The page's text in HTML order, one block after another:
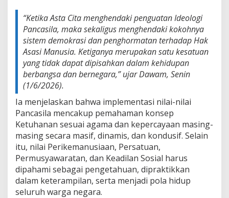
“Ketika Asta Cita menghendaki penguatan Ideologi
Pancasila, maka sekaligus menghendaki kokohnya
sistem demokrasi dan penghormatan terhadap Hak
Asasi Manusia. Ketiganya merupakan satu kesatuan
yang tidak dapat dipisahkan dalam kehidupan
berbangsa dan bernegara,” ujar Dawam, Senin
(1/6/2026).
Ia menjelaskan bahwa implementasi nilai-nilai
Pancasila mencakup pemahaman konsep
Ketuhanan sesuai agama dan kepercayaan masing-
masing secara masif, dinamis, dan kondusif. Selain
itu, nilai Perikemanusiaan, Persatuan,
Permusyawaratan, dan Keadilan Sosial harus
dipahami sebagai pengetahuan, dipraktikkan
dalam keterampilan, serta menjadi pola hidup
seluruh warga negara.